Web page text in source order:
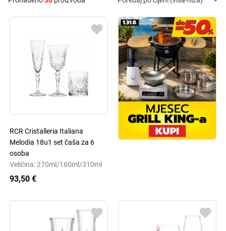
RCR Cristalleria Italiana
Melodia 18u1 set čaša za 6
osoba
Veličina: 270ml/160ml/310ml
93,50 €